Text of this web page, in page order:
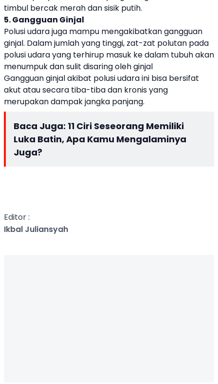
timbul bercak merah dan sisik putih.
5. Gangguan Ginjal
Polusi udara juga mampu mengakibatkan gangguan
ginjal. Dalam jumlah yang tinggi, zat-zat polutan pada
polusi udara yang terhirup masuk ke dalam tubuh akan
menumpuk dan sulit disaring oleh ginjal
Gangguan ginjal akibat polusi udara ini bisa bersifat
akut atau secara tiba-tiba dan kronis yang
merupakan dampak jangka panjang.
Baca Juga: 11 Ciri Seseorang Memiliki
Luka Batin, Apa Kamu Mengalaminya
Juga?
Editor :
Ikbal Juliansyah